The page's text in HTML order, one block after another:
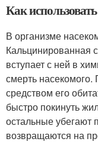
Как
В организме
Кальцинированная
вступает с ней в
смерть
средством его
быстро покинуть
остальные убегают
возвращаются на